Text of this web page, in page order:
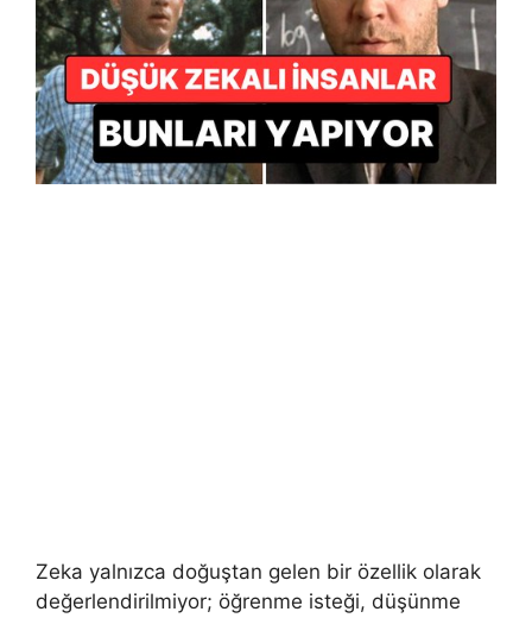
Zeka yalnızca doğuştan gelen bir özellik olarak
değerlendirilmiyor; öğrenme isteği, düşünme